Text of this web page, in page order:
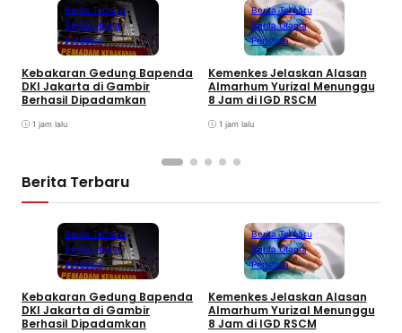
Berita Terbaru
Berita Utama
Peristiwa
Kebakaran Gedung Bapenda
DKI Jakarta di Gambir
Berhasil Dipadamkan
1 jam lalu
Berita Terbaru
Berita Utama
Peristiwa
Kemenkes Jelaskan Alasan
Almarhum Yurizal Menunggu
8 Jam di IGD RSCM
1 jam lalu
Berita Terbaru
Berita Terbaru
Berita Utama
Peristiwa
Kebakaran Gedung Bapenda
DKI Jakarta di Gambir
Berhasil Dipadamkan
Berita Terbaru
Berita Utama
Peristiwa
Kemenkes Jelaskan Alasan
Almarhum Yurizal Menunggu
8 Jam di IGD RSCM